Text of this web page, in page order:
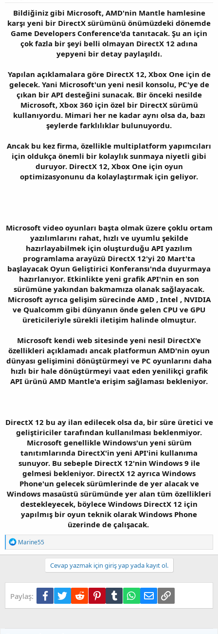
Bildiğiniz gibi Microsoft, AMD'nin Mantle hamlesine
karşı yeni bir DirectX sürümünü önümüzdeki dönemde
Game Developers Conference'da tanıtacak. Şu an için
çok fazla bir şeyi belli olmayan DirectX 12 adına
yepyeni bir detay paylaşıldı.
Yapılan açıklamalara göre DirectX 12, Xbox One için de
gelecek. Yani Microsoft'un yeni nesil konsolu, PC'ye de
çıkan bir API desteğini sunacak. Bir önceki nesilde
Microsoft, Xbox 360 için özel bir DirectX sürümü
kullanıyordu. Mimari her ne kadar aynı olsa da, bazı
şeylerde farklılıklar bulunuyordu.
Ancak bu kez firma, özellikle multiplatform yapımcıları
için oldukça önemli bir kolaylık sunmaya niyetli gibi
duruyor. DirectX 12, Xbox One için oyun
optimizasyonunu da kolaylaştırmak için geliyor.
Microsoft video oyunları başta olmak üzere çoklu ortam
yazılımlarını rahat, hızlı ve uyumlu şekilde
hazırlayabilmek için oluşturduğu API yazılım
programlama arayüzü DirectX 12'yi 20 Mart'ta
başlayacak Oyun Geliştirici Konferansı'nda duyurmaya
hazırlanıyor. Etkinlikte yeni grafik API'nin en son
sürümüne yakından bakmamıza olanak sağlayacak.
Microsoft ayrıca gelişim sürecinde AMD , Intel , NVIDIA
ve Qualcomm gibi dünyanın önde gelen CPU ve GPU
üreticileriyle sürekli iletişim halinde olmuştur.
Microsoft kendi web sitesinde yeni nesil DirectX'e
özellikleri açıklamadı ancak platformun AMD'nin oyun
dünyası gelişimini dönüştürmeyi ve PC oyunlarını daha
hızlı bir hale dönüştürmeyi vaat eden yenilikçi grafik
API ürünü AMD Mantle'a erişim sağlaması bekleniyor.
DirectX 12 bu ay ilan edilecek olsa da, bir süre üretici ve
geliştiriciler tarafından kullanılması beklenmiyor.
Microsoft genellikle Windows'un yeni sürüm
tanıtımlarında DirectX'in yeni API'ini kullanıma
sunuyor. Bu sebeple DirectX 12'nin Windows 9 ile
gelmesi bekleniyor. DirectX 12 ayrıca Windows
Phone'un gelecek sürümlerinde de yer alacak ve
Windows masaüstü sürümünde yer alan tüm özellikleri
destekleyecek, böylece Windows DirectX 12 için
yapılmış bir oyun teknik olarak Windows Phone
üzerinde de çalışacak.
T
e
p
r
:
Marine55
Cevap yazmak için giriş yap yada kayıt ol.
Paylaş: Facebook
TwitterReddit PinterestTumblr WhatsApp
E-postaLink